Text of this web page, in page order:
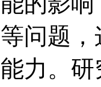
问题
力。